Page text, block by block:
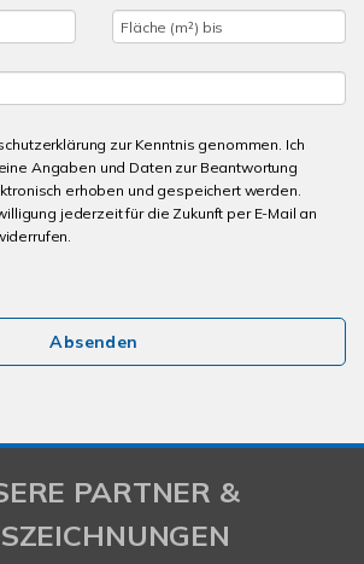
zur Kenntnis genommen. Ich
Angaben und Daten zur Beantwortung
erhoben und gespeichert werden.
jederzeit für die Zukunft per E-Mail an
Absenden
PARTNER &